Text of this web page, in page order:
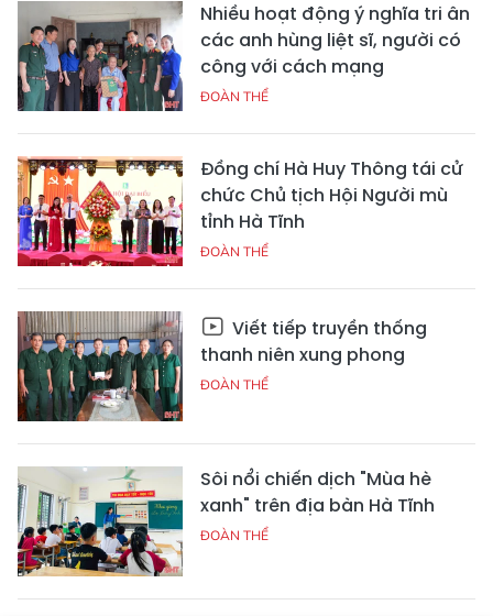
Nhiều hoạt động ý nghĩa tri ân
các anh hùng liệt sĩ, người có
công với cách mạng
ĐOÀN THỂ
Đồng chí Hà Huy Thông tái cử
chức Chủ tịch Hội Người mù
tỉnh Hà Tĩnh
ĐOÀN THỂ
Viết tiếp truyền thống
thanh niên xung phong
ĐOÀN THỂ
Sôi nổi chiến dịch "Mùa hè
xanh" trên địa bàn Hà Tĩnh
ĐOÀN THỂ